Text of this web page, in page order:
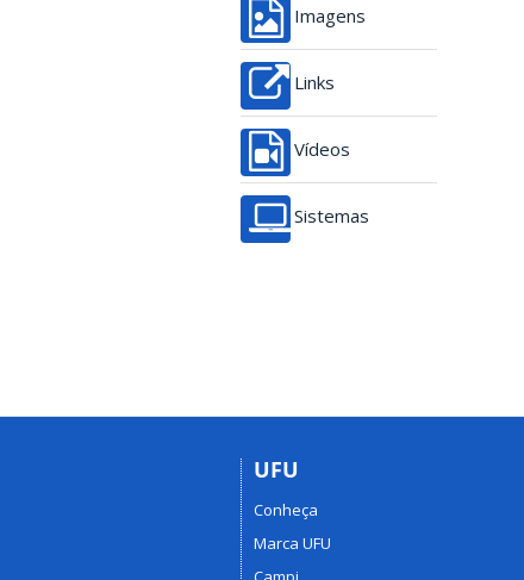
Imagens
Links
Vídeos
Sistemas
UFU
Conheça
Marca UFU